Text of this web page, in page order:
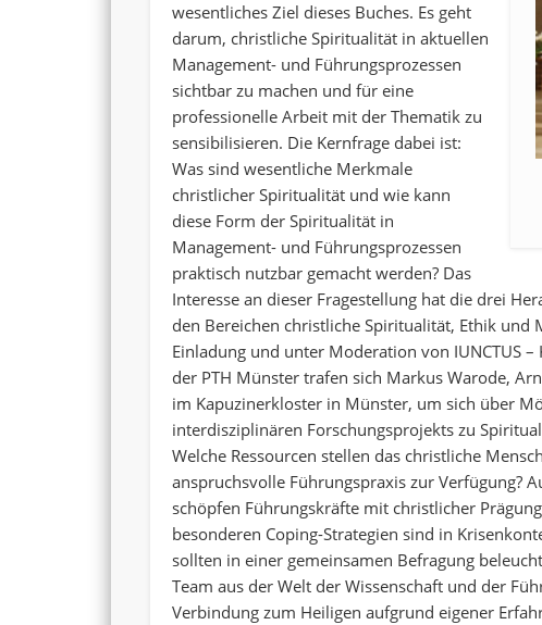
wesentliches Ziel dieses Buches. Es geht
darum, christliche Spiritualität in aktuellen
Management- und Führungsprozessen
sichtbar zu machen und für eine
professionelle Arbeit mit der Thematik zu
sensibilisieren. Die Kernfrage dabei ist:
Was sind wesentliche Merkmale
christlicher Spiritualität und wie kann
diese Form der Spiritualität in
Management- und Führungsprozessen
praktisch nutzbar gemacht werden? Das
Interesse an dieser Fragestellung hat die drei
den Bereichen christliche Spiritualität, Ethik
Einladung und unter Moderation von IUNCTUS
der PTH Münster trafen sich Markus Warode,
im Kapuzinerkloster in Münster, um sich über
interdisziplinären Forschungsprojekts zu
Welche Ressourcen stellen das christliche
anspruchsvolle Führungspraxis zur Verfügung?
schöpfen Führungskräfte mit christlicher
besonderen Coping-Strategien sind in
sollten in einer gemeinsamen Befragung
Team aus der Welt der Wissenschaft und der
Verbindung zum Heiligen aufgrund eigener